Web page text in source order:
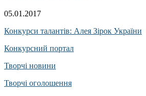
05.01.2017
Конкурси талантів: Алея Зірок України
Конкурсний портал
Творчі новини
Творчі оголошення